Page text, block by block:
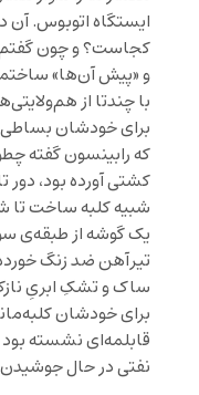
ایستگاه اتوبوس. آن
کجاست؟ و چون گفتم
و «پیش آن‌ها»
با چندتا از
برای خودشان بساطی
که رابینسون گفته
کشتی آورده بود،
شبیه کلبه ساخت تا
یک گوشه از طبقه‌ی
تیر‌آهن ضد زنگ
ساک و تشکِ ابریِ
برای خودشان
قابلمه‌ای نشسته بود
نفتی در حال جوشیدن